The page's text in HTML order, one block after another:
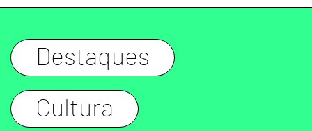
Destaques
Cultura